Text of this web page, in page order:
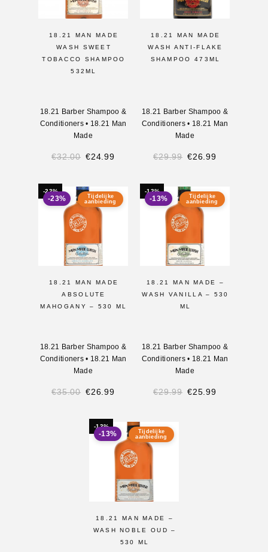
18.21 MAN MADE
WASH SWEET
TOBACCO SHAMPOO
532ML
18.21 Barber Shampoo &
Conditioners• 18.21 Man
Made
€32.00 €24.99
18.21 MAN MADE
WASH ANTI-FLAKE
SHAMPOO 473ML
18.21 Barber Shampoo &
Conditioners• 18.21 Man
Made
€29.99 €26.99
-23%
Tijdelijke
aanbieding
-23%
18.21 MAN MADE
ABSOLUTE
MAHOGANY – 530 ML
18.21 Barber Shampoo &
Conditioners• 18.21 Man
Made
€35.00 €26.99
-13%
Tijdelijke
aanbieding
-13%
18.21 MAN MADE –
WASH VANILLA – 530
ML
18.21 Barber Shampoo &
Conditioners• 18.21 Man
Made
€29.99 €25.99
-13%
Tijdelijke
aanbieding
-13%
18.21 MAN MADE –
WASH NOBLE OUD –
530 ML